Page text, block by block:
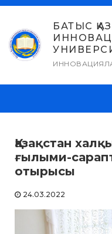
Skip
content
БАТЫС
Қазақстан
ғылыми-
отырысы
24.03.2022